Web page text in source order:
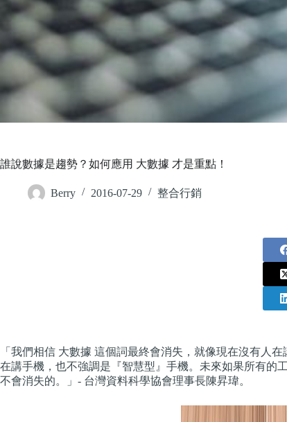
誰說數據是趨勢？如何應用 大數據 才是重點！
Berry 2016-07-29 整合行銷
「我們相信 大數據 這個詞最終會消失，就像現在沒有人
在講手機，也不強調是『智慧型』手機。未來如果所有的
不會消失的。」- 台灣資料科學協會理事長陳昇瑋。